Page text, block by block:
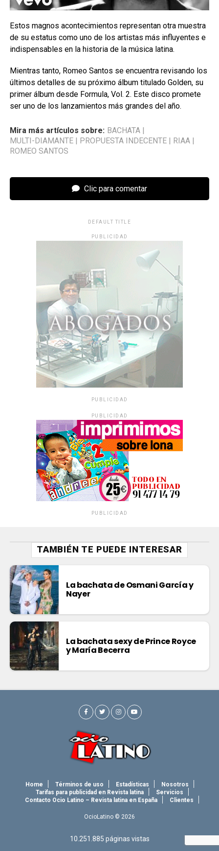
Estos magnos acontecimientos representan otra muestra
de su estatus como uno de los artistas más influyentes e
indispensables en la historia de la música latina.
Mientras tanto, Romeo Santos se encuentra revisando los
últimos detalles de su próximo álbum titulado Golden, su
primer álbum desde Formula, Vol. 2. Este disco promete
ser uno de los lanzamientos más grandes del año.
Mira más artículos sobre: BACHATA |
MULTI-DIAMANTE | PROPUESTA INDECENTE | RIAA |
ROMEO SANTOS
Clic para comentar
DEFAULT TITLE
PUBLICIDAD
PUBLICIDAD
PUBLICIDAD
PUBLICIDAD
TAMBIÉN TE PUEDE INTERESAR
La bachata de Osmani García y
Nayer
La bachata sexy de Prince Royce
y María Becerra
Home Términos de uso Estadísticas
Nosotros
Tarifas para publicidad en Revista latina
Servicios
Contacto Ocio Latino – Revista latina en España
Clientes
OcioLatino © 2026
10.251.885 páginas vistas